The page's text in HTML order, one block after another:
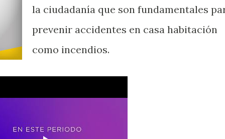
la ciudadanía que son fundamentales
prevenir accidentes en casa habitación
como incendios.